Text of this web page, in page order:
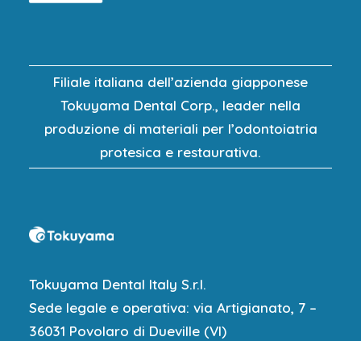
Filiale italiana dell’azienda giapponese
Tokuyama Dental Corp., leader nella
produzione di materiali per l’odontoiatria
protesica e restaurativa.
Tokuyama Dental Italy S.r.l.
Sede legale e operativa: via Artigianato, 7 –
36031 Povolaro di Dueville (VI)